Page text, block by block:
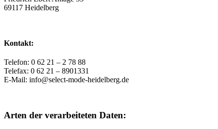
69117 Heidelberg
Kontakt:
Telefon: 0 62 21 – 2 78 88
Telefax: 0 62 21 – 8901331
E-Mail: info@select-mode-heidelberg.de
Arten der verarbeiteten Daten: